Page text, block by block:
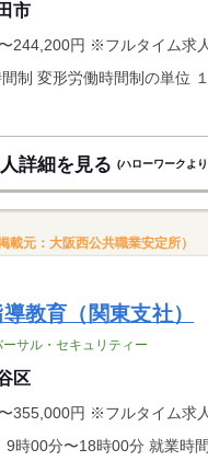
市
フルタイム求人の場合は月額（換算額）、パート求人の場合は
詳細を見る (ハローワークよ
載元：大阪西公共職業安定所）
教育（関東支社）
サル・セキュリティー
区
ルタイム求人の場合は月額（換算額）、パート求人の場合は